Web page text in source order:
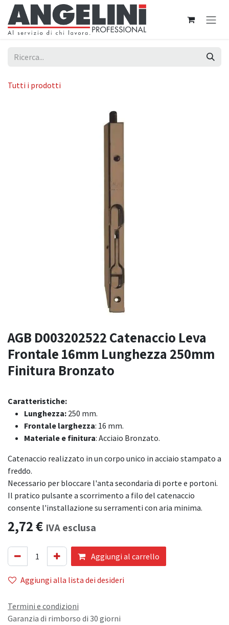
Passa al contenuto
Tutti i prodotti
AGB D003202522 Catenaccio Leva
Frontale 16mm Lunghezza 250mm
Finitura Bronzato
Caratteristiche:
Lunghezza: 250 mm.
Frontale larghezza: 16 mm.
Materiale e finitura: Acciaio Bronzato.
Catenaccio realizzato in un corpo unico in acciaio stampato a
freddo.
Necessario per bloccare l'anta secondaria di porte e portoni.
Il pratico pulsante a scorrimento a filo del catenaccio
consente l'installazione su serramenti con aria minima.
2,72€ IVA esclusa
Aggiungi al carrello
Aggiungi alla lista dei desideri
Termini e condizioni
Garanzia di rimborso di 30 giorni